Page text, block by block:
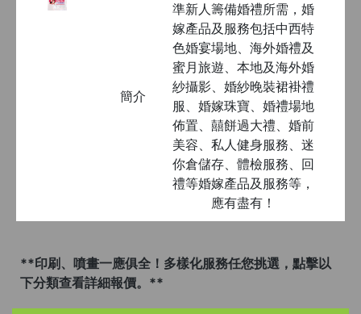
簡介
準新人籌備婚禮所需，婚
嫁產品及服務包括中西特
色婚宴場地、海外婚禮及
蜜月旅遊、本地及海外婚
紗攝影、婚紗晚裝裙褂禮
服、婚嫁珠寶、婚禮場地
佈置、囍餅過大禮、婚前
美容、私人健身服務、迷
你倉儲存、體檢服務、回
禮等婚嫁產品及服務等，
應有盡有！
**印刷、噴畫一應俱全！多樣化服務任您挑選，點擊以
下分類查看詳細報價。**